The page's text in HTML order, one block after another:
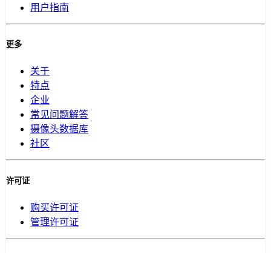
用户指南
更多
关于
特点
企业
常见问题解答
摄像头数据库
社区
许可证
购买许可证
管理许可证